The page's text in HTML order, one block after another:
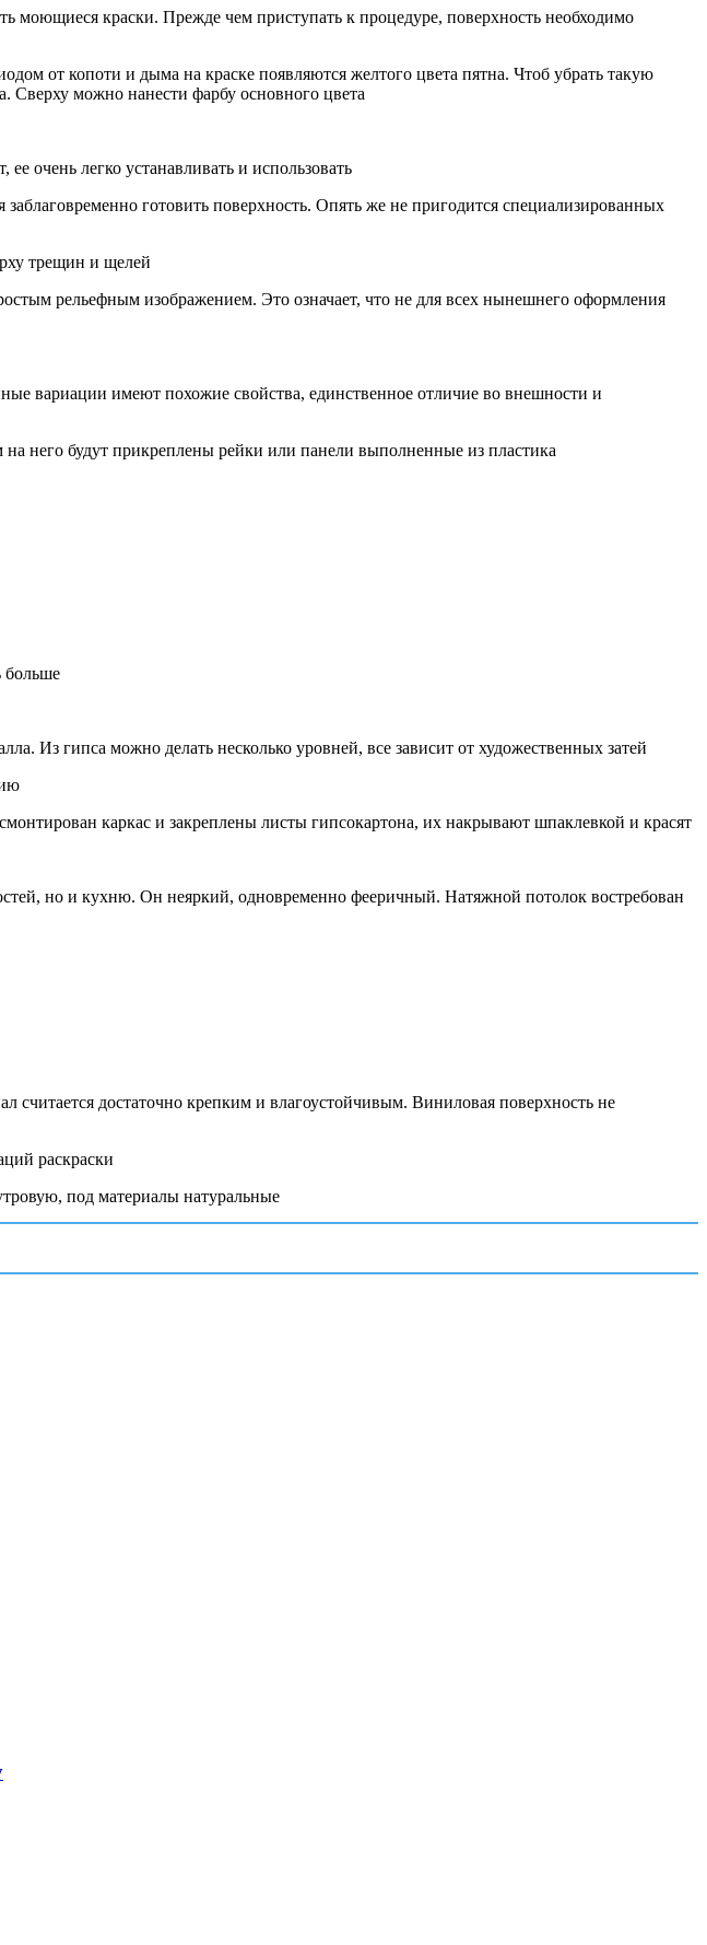
моющиеся краски. Прежде чем приступать к процедуре, поверхность необходимо
от копоти и дыма на краске появляются желтого цвета пятна. Чтоб убрать такую
Сверху можно нанести фарбу основного цвета
очень легко устанавливать и использовать
готовить поверхность. Опять же не пригодится специализированных
трещин и щелей
рельефным изображением. Это означает, что не для всех нынешнего оформления
вариации имеют похожие свойства, единственное отличие во внешности и
на него будут прикреплены рейки или панели выполненные из пластика
больше
Из гипса можно делать несколько уровней, все зависит от художественных затей
каркас и закреплены листы гипсокартона, их накрывают шпаклевкой и красят
но и кухню. Он неяркий, одновременно фееричный. Натяжной потолок востребован
достаточно крепким и влагоустойчивым. Виниловая поверхность не
раскраски
под материалы натуральные